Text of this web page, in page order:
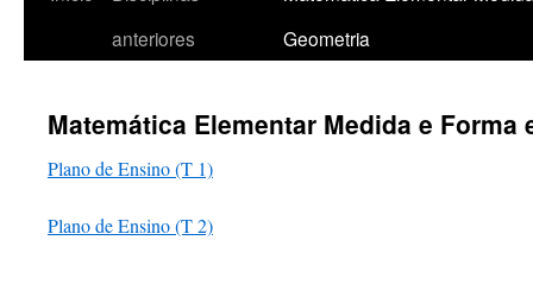
anteriores
Geometria
Matemática Elementar Medida e Forma
Plano de Ensino (T 1)
Plano de Ensino (T 2)